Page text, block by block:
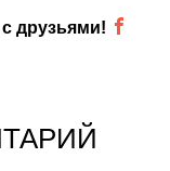
друзьями!